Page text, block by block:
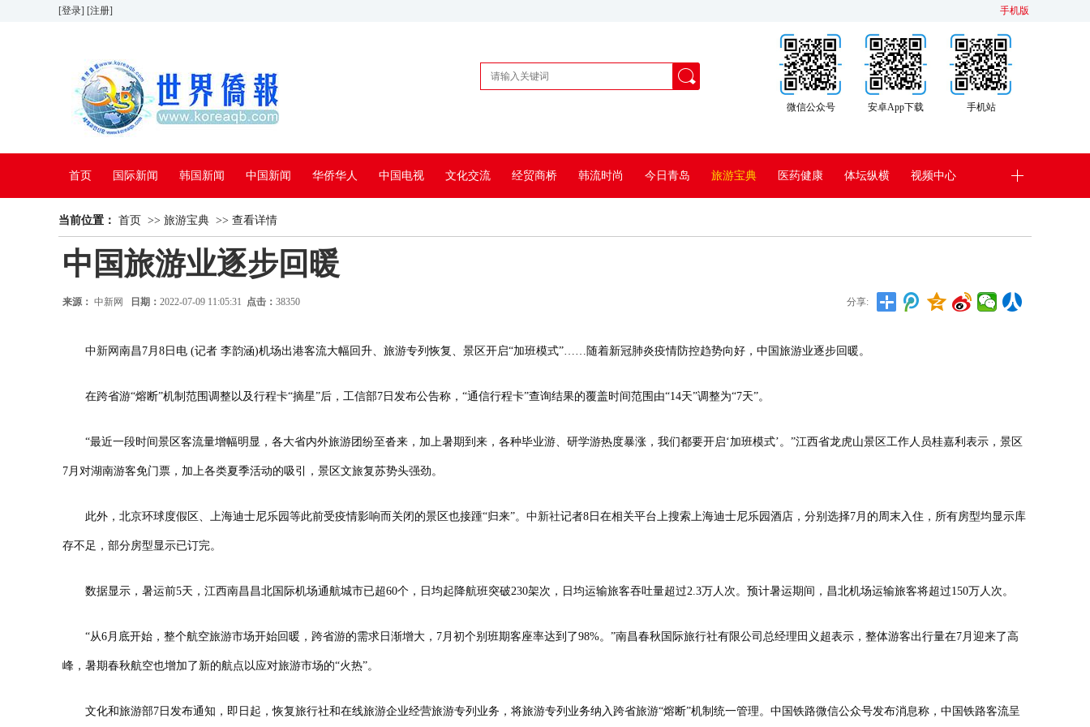
[登录] [注册] 手机版
手机站
安卓App下载
微信公众号
首页 国际新闻 韩国新闻 中国新闻 华侨华人 中国电视 文化交流 经贸商桥 韩流时尚 今日青岛 旅游宝典 医药健康 体坛纵横 视频中心
看中国 特别报道
当前位置： 首页 >> 旅游宝典 >> 查看详情
中国旅游业逐步回暖
来源： 中新网 日期： 2022-07-09 11:05:31 点击： 38350 分享:
中新网 南昌7月8日电 (记者 李韵涵)机场出港客流大幅回升、旅游专列恢复、景区开启“加班模式”……随着新冠肺炎疫情防控趋势向好，中国旅游业逐步回暖。
在跨省游“熔断”机制范围调整以及行程卡“摘星”后，工信部7日发布公告称，“通信行程卡”查询结果的覆盖时间范围由“14天”调整为“7天”。
“最近一段时间景区客流量增幅明显，各大省内外旅游团纷至沓来，加上暑期到来，各种毕业游、研学游热度暴涨，我们都要开启‘加班模式’。”江西省龙虎山景区工作人员桂嘉利表示，景区
7月对湖南游客免门票，加上各类夏季活动的吸引，景区文旅复苏势头强劲。
此外，北京环球度假区、上海迪士尼乐园等此前受疫情影响而关闭的景区也接踵“归来”。 中新社记者8日在相关平台上搜索上海迪士尼乐园酒店，分别选择7月的周末入住，所有房型均显示库
存不足，部分房型显示已订完。
数据显示，暑运前5天，江西南昌昌北国际机场通航城市已超60个，日均起降航班突破230架次，日均运输旅客吞吐量超过2.3万人次。预计暑运期间，昌北机场运输旅客将超过150万人次。
“从6月底开始，整个航空旅游市场开始回暖，跨省游的需求日渐增大，7月初个别班期客座率达到了98%。”南昌春秋国际旅行社有限公司总经理田义超表示，整体游客出行量在7月迎来了高
峰，暑期春秋航空也增加了新的航点以应对旅游市场的“火热”。
文化和旅游部7日发布通知，即日起，恢复旅行社和在线旅游企业经营旅游专列业务，将旅游专列业务纳入跨省旅游“熔断”机制统一管理。中国铁路微信公众号发布消息称，中国铁路客流呈